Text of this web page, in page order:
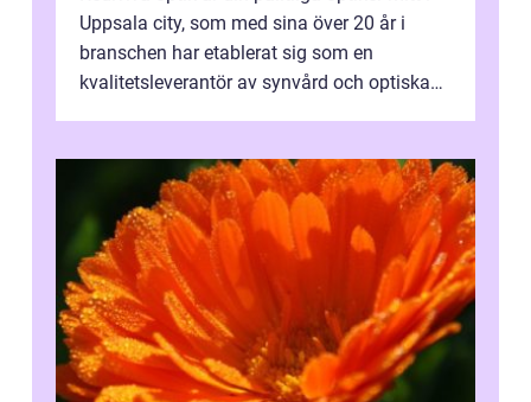
Uppsala city, som med sina över 20 år i
branschen har etablerat sig som en
kvalitetsleverantör av synvård och optiska